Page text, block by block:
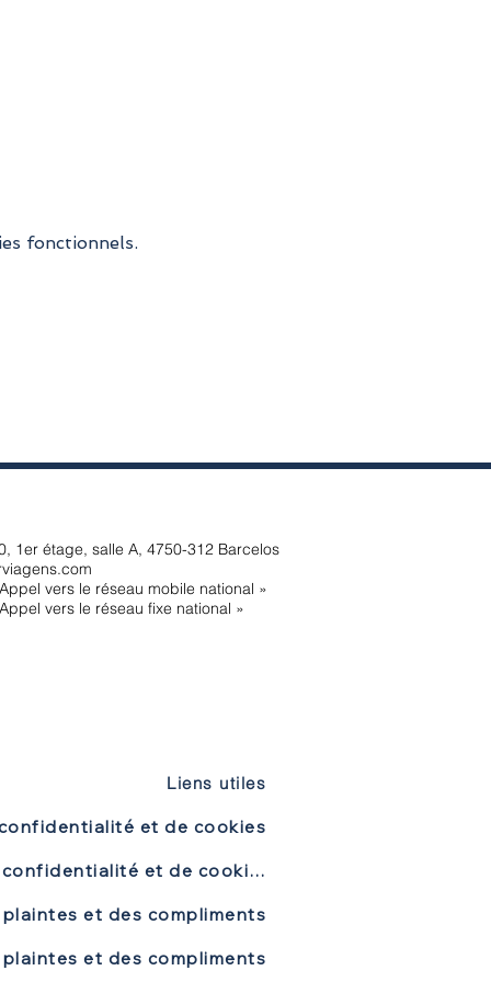
fonctionnels.
1er étage, salle A, 4750-312 Barcelos
vers le réseau mobile national »
vers le réseau fixe national »
Liens utiles
et de cookies
Politique de confidentialité et de cookies
et des compliments
et des compliments